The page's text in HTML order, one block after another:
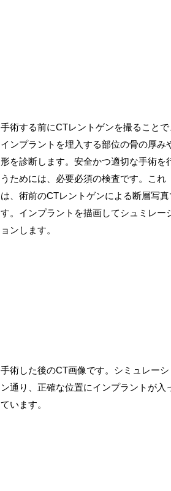
手術する前にCTレントゲンを撮ることで
インプラントを埋入する部位の骨の厚み
形を診断します。安全かつ適切な手術を
うためには、必要必須の検査です。これ
は、術前のCTレントゲンによる断層写真
す。インプラントを描画してシュミレー
ョンします。
手術した後のCT画像です。シミュレーシ
ン通り、正確な位置にインプラントが入
ています。